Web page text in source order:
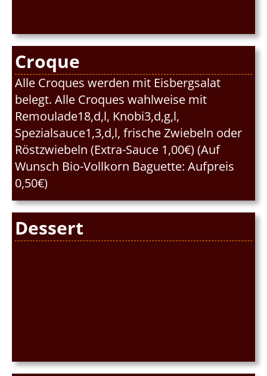
Croque
Alle Croques werden mit Eisbergsalat
belegt. Alle Croques wahlweise mit
Remoulade18,d,l, Knobi3,d,g,l,
Spezialsauce1,3,d,l, frische Zwiebeln oder
Röstzwiebeln (Extra-Sauce 1,00€) (Auf
Wunsch Bio-Vollkorn Baguette: Aufpreis
0,50€)
Dessert